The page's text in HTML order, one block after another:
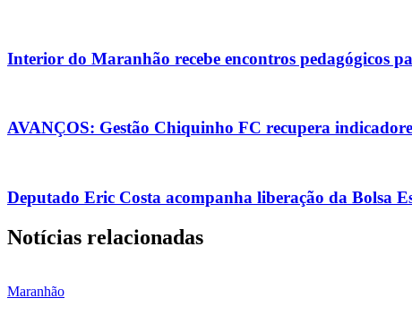
Interior do Maranhão recebe encontros pedagógicos
AVANÇOS: Gestão Chiquinho FC recupera
Deputado Eric Costa acompanha liberação da Bolsa
Notícias relacionadas
Maranhão